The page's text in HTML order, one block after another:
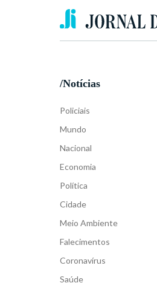
/Notícias
Policiais
Mundo
Nacional
Economia
Política
Cidade
Meio Ambiente
Falecimentos
Coronavírus
Saúde